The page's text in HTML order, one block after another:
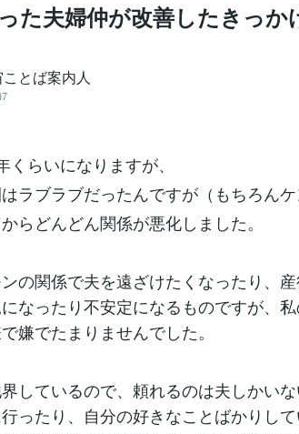
た夫婦仲が改善したきっか
とば案内人
らいになりますが、
ラブラブだったんですが（もちろんケ
らどんどん関係が悪化しました。
の関係で夫を遠ざけたくなったり、
なったり不安定になるものですが、
嫌でたまりませんでした。
しているので、頼れるのは夫しかい
ったり、自分の好きなことばかりし